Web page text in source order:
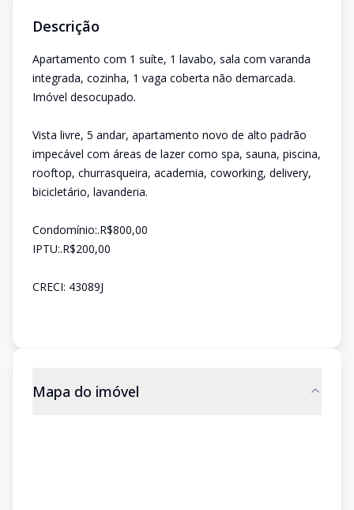
Descrição
Apartamento com 1 suíte, 1 lavabo, sala com varanda
integrada, cozinha, 1 vaga coberta não demarcada.
Imóvel desocupado.
Vista livre, 5 andar, apartamento novo de alto padrão
impecável com áreas de lazer como spa, sauna, piscina,
rooftop, churrasqueira, academia, coworking, delivery,
bicicletário, lavanderia.
Condomínio:.R$800,00
IPTU:.R$200,00
CRECI: 43089J
Mapa do imóvel